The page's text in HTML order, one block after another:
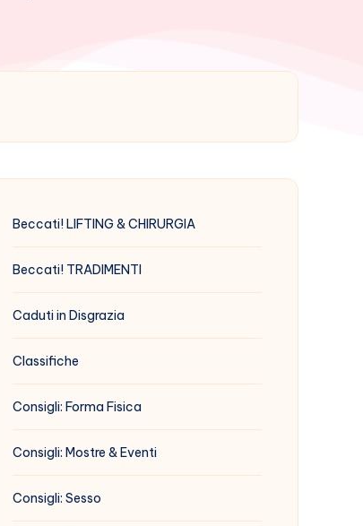
Beccati! LIFTING & CHIRURGIA
Beccati! TRADIMENTI
Caduti in Disgrazia
Classifiche
Consigli: Forma Fisica
Consigli: Mostre & Eventi
Consigli: Sesso